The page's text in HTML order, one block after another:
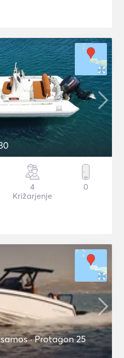
4
Križarjenje
0
· Protagon 25